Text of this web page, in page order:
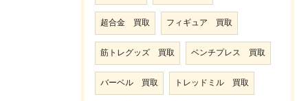
超合金 買取 フィギュア 買取
筋トレグッズ 買取 ベンチプレス 買取
バーベル 買取 トレッドミル 買取